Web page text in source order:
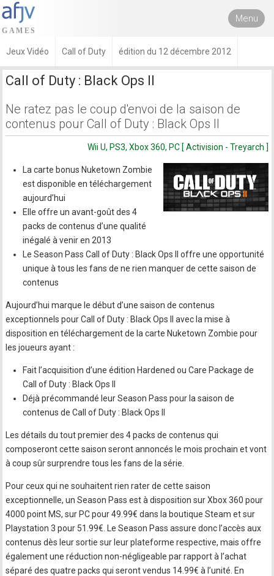
Menu
Jeux Vidéo Call of Duty édition du 12 décembre 2012
Call of Duty : Black Ops II
Ne ratez pas le coup d'envoi de la saison de
contenus pour Call of Duty : Black Ops II
Wii U, PS3, Xbox 360, PC [ Activision - Treyarch ]
La carte bonus Nuketown Zombie
est disponible en téléchargement
aujourd’hui
Elle offre un avant-goût des 4
packs de contenus d’une qualité
inégalé à venir en 2013
Le Season Pass Call of Duty : Black Ops II offre une opportunité
unique à tous les fans de ne rien manquer de cette saison de
contenus
Aujourd’hui marque le début d’une saison de contenus
exceptionnels pour Call of Duty : Black Ops II avec la mise à
disposition en téléchargement de la carte Nuketown Zombie pour
les joueurs ayant :
Fait l’acquisition d’une édition Hardened ou Care Package de
Call of Duty : Black Ops II
Déjà précommandé leur Season Pass pour la saison de
contenus de Call of Duty : Black Ops II
Les détails du tout premier des 4 packs de contenus qui
composeront cette saison seront annoncés le mois prochain et vont
à coup sûr surprendre tous les fans de la série.
Pour ceux qui ne souhaitent rien rater de cette saison
exceptionnelle, un Season Pass est à disposition sur Xbox 360 pour
4000 point MS, sur PC pour 49.99€ dans la boutique Steam et sur
Playstation 3 pour 51.99€. Le Season Pass assure donc l’accès aux
contenus dès leur sortie sur leur plateforme respective, mais offre
également une réduction non-négligeable par rapport à l’achat
séparé des quatre packs qui seront vendus 14.99€ à l’unité. En